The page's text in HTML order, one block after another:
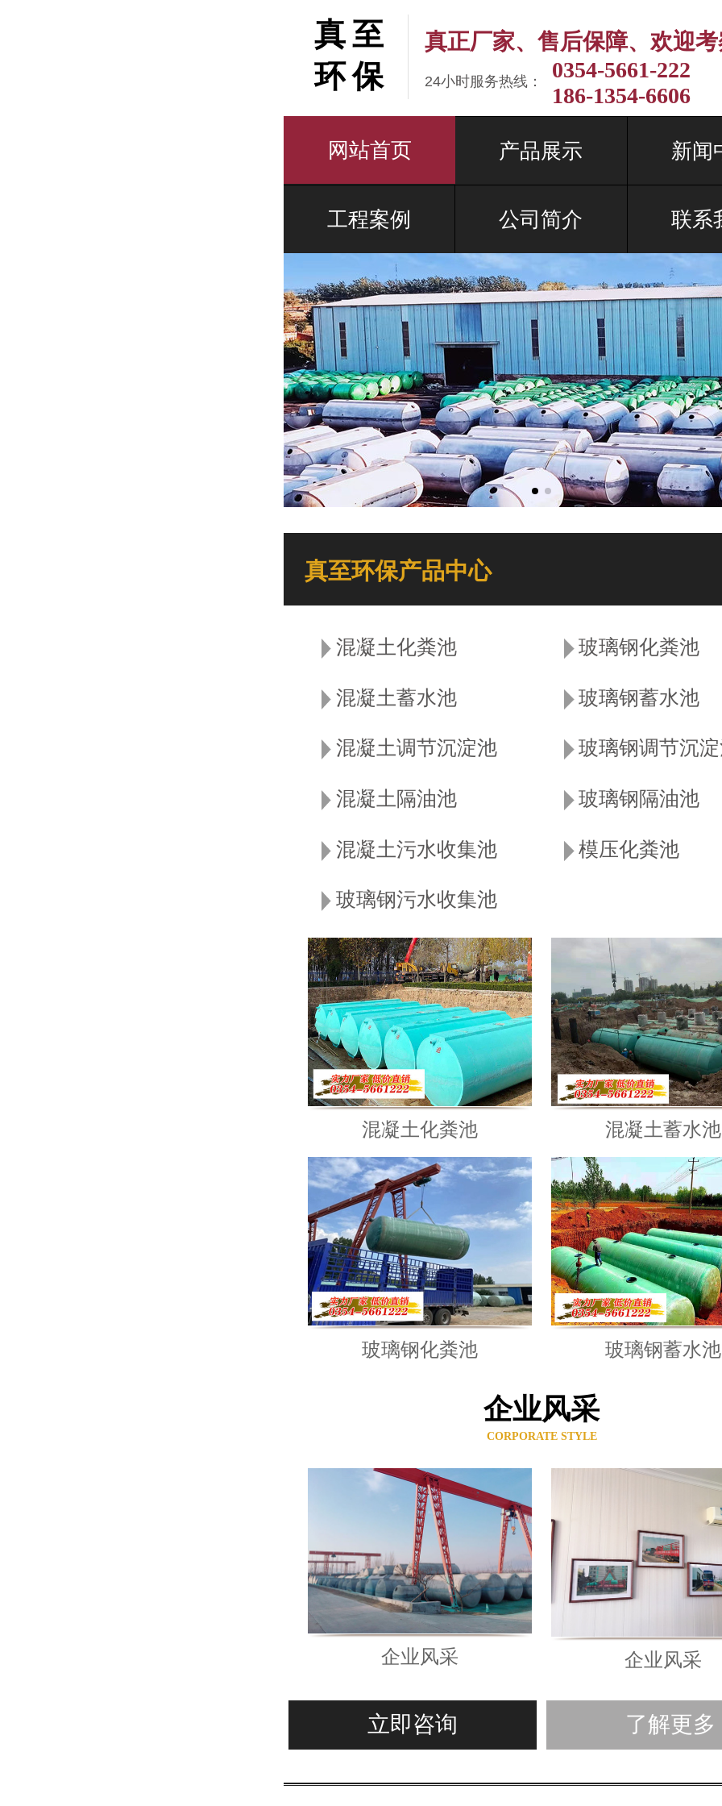
真至
环保
真正厂家、售后保障、欢迎
24小时服务热线：
0354-5661-222
186-1354-6606
网站首页 产品展示 新闻
工程案例 公司简介 联系
真至环保产品中心
混凝土化粪池 玻璃钢化粪池
混凝土蓄水池 玻璃钢蓄水池
混凝土调节沉淀池 玻璃钢调节沉
混凝土隔油池 玻璃钢隔油池
混凝土污水收集池 模压化粪池
玻璃钢污水收集池
混凝土化粪池 混凝土蓄水池
玻璃钢化粪池 玻璃钢蓄水池
企业风采
CORPORATE STYLE
企业风采 企业风采
立即咨询 了解更多